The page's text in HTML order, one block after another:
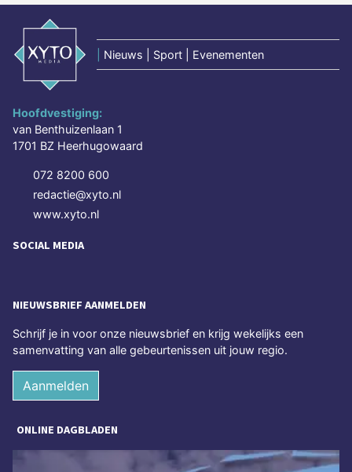
Nieuws | Sport | Evenementen
Hoofdvestiging:
van Benthuizenlaan 1
1701 BZ Heerhugowaard
072 8200 600
redactie@xyto.nl
www.xyto.nl
SOCIAL MEDIA
NIEUWSBRIEF AANMELDEN
Schrijf je in voor onze nieuwsbrief en krijg wekelijks een
samenvatting van alle gebeurtenissen uit jouw regio.
Aanmelden
ONLINE DAGBLADEN